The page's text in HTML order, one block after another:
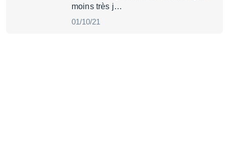
moins très j…
01/10/21